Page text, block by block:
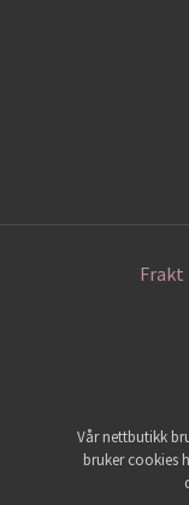
Frakt
Vår nettbutikk
bruker cookies